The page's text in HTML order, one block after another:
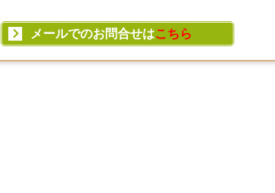
メールでのお問合せはこちら